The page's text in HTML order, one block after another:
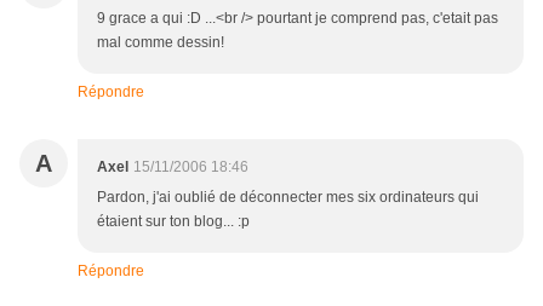
9 grace a qui :D ...<br /> pourtant je comprend pas, c'etait pas
mal comme dessin!
Répondre
A Axel 15/11/2006 18:46
Pardon, j'ai oublié de déconnecter mes six ordinateurs qui
étaient sur ton blog... :p
Répondre